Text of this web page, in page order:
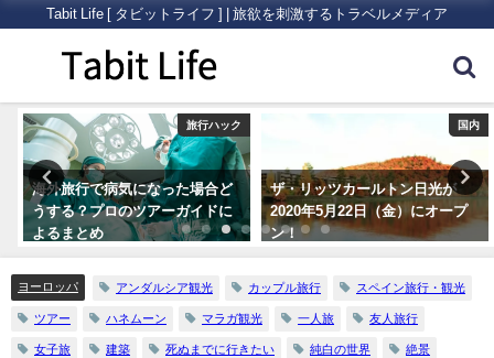
Tabit Life [ タビットライフ ] | 旅欲を刺激するトラベルメディア
国内
ザ・リッツカールトン日光が
2020年5月22日（金）にオープ
ン！
オセアニア
大都市と自然。両方の魅力が詰
まった「シドニー」の観光スポ
ットおすすめ７選
ヨーロッパ アンダルシア観光 カップル旅行 スペイン旅行・観光
ツアー ハネムーン マラガ観光 一人旅 友人旅行
女子旅 建築 死ぬまでに行きたい 純白の世界 絶景